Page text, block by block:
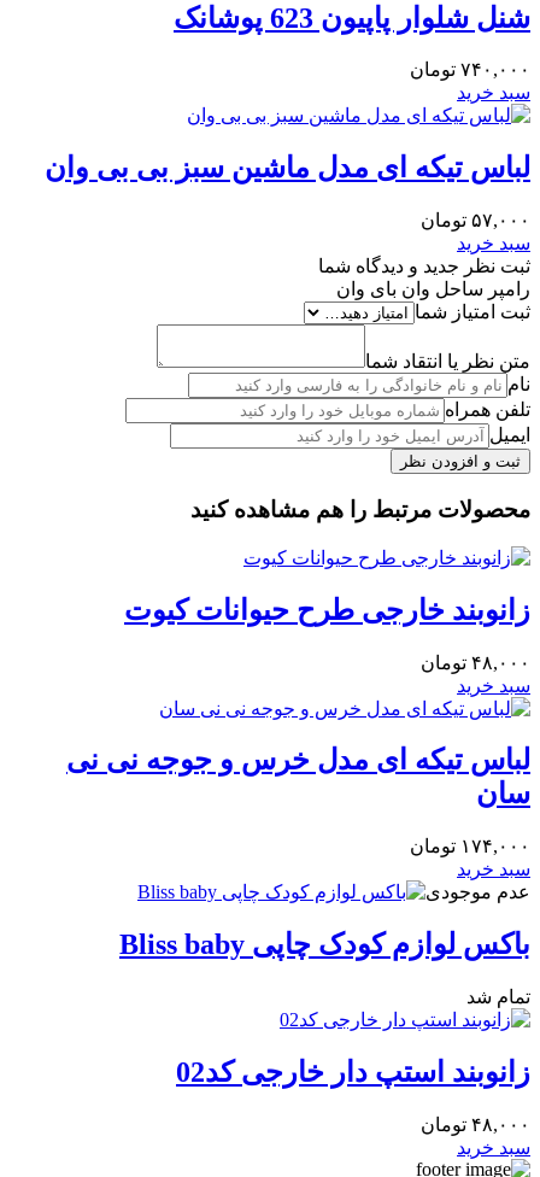
شنل شلوار پاپیون 623 پوشانک
۷۴۰,۰۰۰ تومان
سبد خرید
لباس تیکه ای مدل ماشین سبز بی بی وان
۵۷,۰۰۰ تومان
سبد خرید
ثبت نظر جدید و دیدگاه شما
رامپر ساحل وان بای وان
ثبت امتیاز شما
متن نظر یا انتقاد شما
نام
تلفن همراه
ایمیل
محصولات مرتبط را هم مشاهده کنید
زانوبند خارجی طرح حیوانات کیوت
۴۸,۰۰۰ تومان
سبد خرید
لباس تیکه ای مدل خرس و جوجه نی نی
سان
۱۷۴,۰۰۰ تومان
سبد خرید
عدم موجودی
باکس لوازم کودک چاپی Bliss baby
تمام شد
زانوبند استپ دار خارجی کد02
۴۸,۰۰۰ تومان
سبد خرید